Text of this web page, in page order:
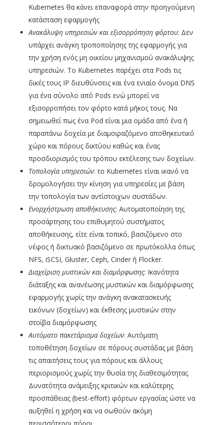
Kubernetes θα κάνει επαναφορά στην προηγούμενη
κατάσταση εφαρμογής
Ανακάλυψη υπηρεσιών και εξισορρόπηση φόρτου: Δεν
υπάρχει ανάγκη τροποποίησης της εφαρμογής για
την χρήση ενός μη οικείου μηχανισμού ανακάλυψης
υπηρεσιών. Το Kubernetes παρέχει στα Pods τις
δικές τους IP διευθύνσεις και ένα ενιαίο όνομα DNS
για ένα σύνολο από Pods ενώ μπορεί να
εξισορροπήσει τον φόρτο κατά μήκος τους. Να
σημειωθεί πως ένα Pod είναι μια ομάδα από ένα ή
παραπάνω δοχεία με διαμοιραζόμενο αποθηκευτικό
χώρο και πόρους δικτύου καθώς και ένας
προσδιορισμός του τρόπου εκτέλεσης των δοχείων.
Τοπολογία υπηρεσιών: το Kubernetes είναι ικανό να
δρομολογήσει την κίνηση για υπηρεσίες με βάση
την τοπολογία των αντίστοιχων συστάδων.
Ενορχήστρωση αποθήκευσης: Αυτοματοποίηση της
προσάρτησης του επιθυμητού συστήματος
αποθήκευσης, είτε είναι τοπικό, βασιζόμενο στο
νέφος ή δικτυακό βασιζόμενο σε πρωτόκολλα όπως
NFS, iSCSI, Gluster, Ceph, Cinder ή Flocker.
Διαχείριση μυστικών και διαμόρφωσης: Ικανότητα
διάταξης και ανανέωσης μυστικών και διαμόρφωσης
εφαρμογής χωρίς την ανάγκη ανακατασκευής
εικόνων (δοχείων) και έκθεσης μυστικών στην
στοίβα διαμόρφωσης
Αυτόματο πακετάρισμα δοχείων: Αυτόματη
τοποθέτηση δοχείων σε πόρους συστάδας με βάση
τις απαιτήσεις τους για πόρους και άλλους
περιορισμούς χωρίς την θυσία της διαθεσιμότητας.
Δυνατότητα ανάμειξης κριτικών και καλύτερης
προσπάθειας (best-effort) φόρτων εργασίας ώστε να
αυξηθεί η χρήση και να σωθούν ακόμη